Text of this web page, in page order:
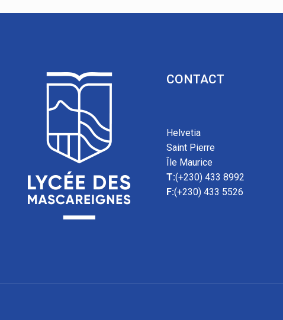
CONTACT
Helvetia
Saint Pierre
Île Maurice
T:(+230) 433 8992
F:(+230) 433 5526